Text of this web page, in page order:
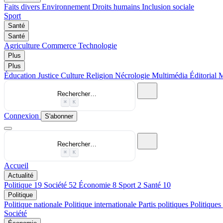
Faits divers Environnement Droits humains Inclusion sociale
Sport
Santé
Santé
Agriculture Commerce Technologie
Plus
Plus
Éducation Justice Culture Religion Nécrologie Multimédia Éditorial
Rechercher…
⌘ K
Connexion S'abonner
Rechercher…
⌘ K
Accueil
Actualité
Politique 19 Société 52 Économie 8 Sport 2 Santé 10
Politique
Politique nationale Politique internationale Partis politiques Politiques
Société